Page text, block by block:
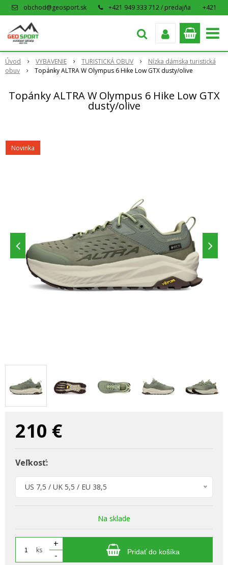
obchod@geosport.sk +421 949 333 712 / predajňa
+421
Úvod VYBAVENIE TURISTICKÁ OBUV
Nízka dámska turistická
obuv
Topánky ALTRA W Olympus 6 Hike Low GTX dusty/olive
Topánky ALTRA W Olympus 6 Hike Low GTX
dusty/olive
Novinka
210 €
Veľkosť:
US 7,5 / UK 5,5 / EU 38,5
Na sklade
ks
+
-
Pridať do košíka